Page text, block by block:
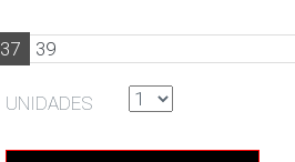
37 39
UNIDADES